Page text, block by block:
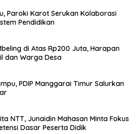
Paroki Karot Serukan Kolaborasi
Pendidikan
di Atas Rp200 Juta, Harapan
dan Warga Desa
PDIP Manggarai Timur Salurkan
NTT, Junaidin Mahasan Minta Fokus
Dasar Peserta Didik